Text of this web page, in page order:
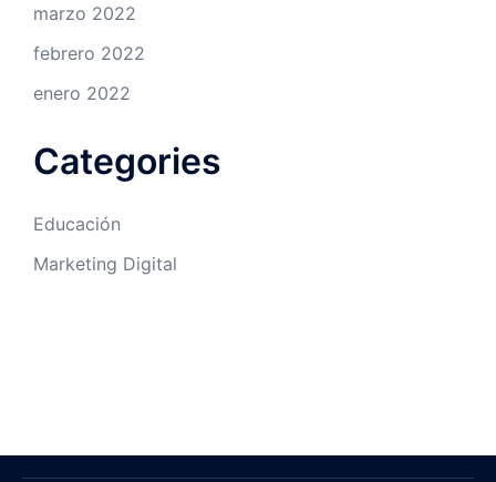
marzo 2022
febrero 2022
enero 2022
Categories
Educación
Marketing Digital